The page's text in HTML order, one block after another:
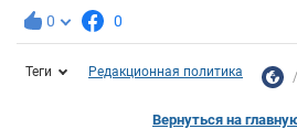
0 0
Теги Редакционная политика
Вернуться на